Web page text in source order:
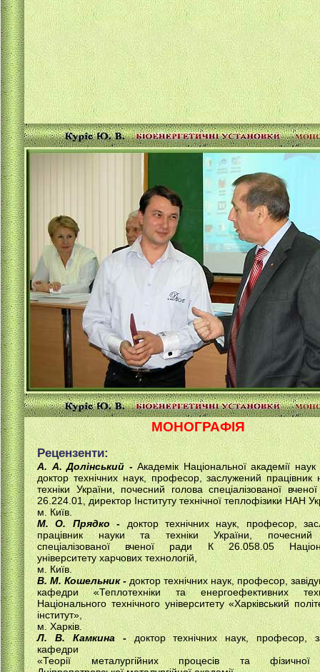
МОНОГРАФІЯ
Рецензенти:
А. А. Долінський -Академік Національної академії наук
доктор технічних наук, професор, заслужений працівник
техніки України, почесний голова спеціалізованої
26.224.01, директор Інституту технічної теплофізики НАН
м. Київ.
М. О. Прядко - доктор технічних наук, професор,
працівник науки та техніки України, почесний
спеціалізованої вченої ради К 26.058.05
університету харчових технологій,
м. Київ.
В. М. Кошельник -доктор технічних наук, професор,
кафедри «Теплотехніки та енергоефективних
Національного технічного університету «Харківський
інститут»,
м. Харків.
Л. В. Камкина -доктор технічних наук, професор,
кафедри
«Теорії металургійних процесів та фізичної